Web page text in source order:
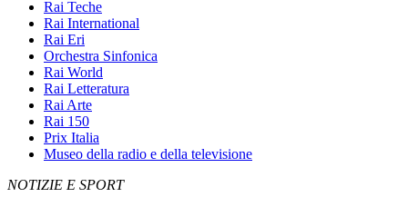
Rai Teche
Rai International
Rai Eri
Orchestra Sinfonica
Rai World
Rai Letteratura
Rai Arte
Rai 150
Prix Italia
Museo della radio e della televisione
NOTIZIE E SPORT